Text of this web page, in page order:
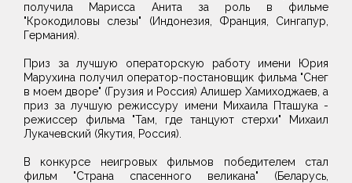
получила Марисса Анита за роль в фильме
"Крокодиловы слезы" (Индонезия, Франция, Сингапур,
Германия).
Приз за лучшую операторскую работу имени Юрия
Марухина получил оператор-постановщик фильма "Снег
в моем дворе" (Грузия и Россия) Алишер Хамиходжаев, а
приз за лучшую режиссуру имени Михаила Пташука -
режиссер фильма "Там, где танцуют стерхи" Михаил
Лукачевский (Якутия, Россия).
В конкурсе неигровых фильмов победителем стал
фильм "Страна спасенного великана" (Беларусь,